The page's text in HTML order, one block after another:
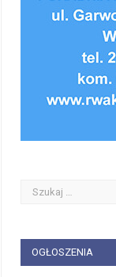
OGŁOSZENIA